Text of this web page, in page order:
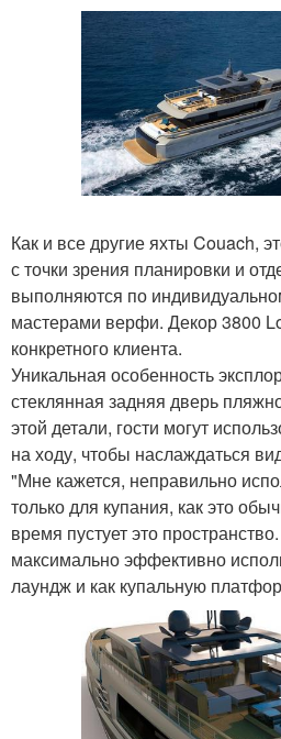
Как и все другие яхты Couach,
с точки зрения планировки и
выполняются по
мастерами верфи. Декор 3800
конкретного клиента.
Уникальная особенность
стеклянная задняя дверь
этой детали, гости могут
на ходу, чтобы наслаждаться
"Мне кажется, неправильно
только для купания, как это
время пустует это
максимально эффективно
лаундж и как купальную